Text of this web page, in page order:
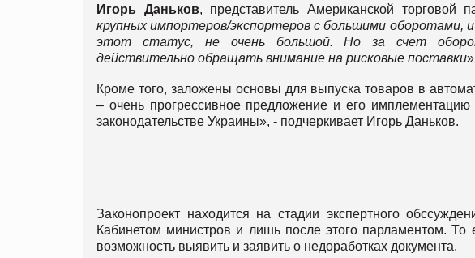
Игорь Даньков, представитель Американской торговой
крупных импортеров/экспортеров с большими оборотами,
этот статус, не очень большой. Но за счет
действительно обращать внимание на рисковые поставки
Кроме того, заложены основы для выпуска товаров в
– очень прогрессивное предложение и его
законодательстве Украины», - подчеркивает Игорь Даньков.
Законопроект находится на стадии экспертного
Кабинетом министров и лишь после этого парламентом. То
возможность выявить и заявить о недоработках документа.